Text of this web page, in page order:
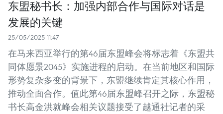
东盟秘书长：加强内部合作与国际对话是
发展的关键
25/05/2025 11:47
在马来西亚举行的第46届东盟峰会将标志着《东盟共
同体愿景2045》实施进程的启动。在当前地区和国际
形势复杂多变的背景下，东盟继续肯定其核心作用，
推动全面合作。值此第46届东盟峰召开之际，东盟秘
书长高金洪就峰会相关议题接受了越通社记者的采